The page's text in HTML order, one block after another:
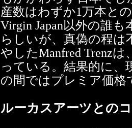
産数はわずか1万本と
Virgin Japan以外の誰
らしいが、真偽の程は
やしたManfred Trenz
っている。結果的に、
の間ではプレミア価格
ルーカスアーツとの